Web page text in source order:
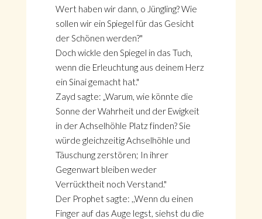
Wert haben wir dann, o Jüngling? Wie
sollen wir ein Spiegel für das Gesicht
der Schönen werden?"
Doch wickle den Spiegel in das Tuch,
wenn die Erleuchtung aus deinem Herz
ein Sinai gemacht hat."
Zayd sagte: „Warum, wie könnte die
Sonne der Wahrheit und der Ewigkeit
in der Achselhöhle Platz finden? Sie
würde gleichzeitig Achselhöhle und
Täuschung zerstören; In ihrer
Gegenwart bleiben weder
Verrücktheit noch Verstand."
Der Prophet sagte: ,,Wenn du einen
Finger auf das Auge legst, siehst du die